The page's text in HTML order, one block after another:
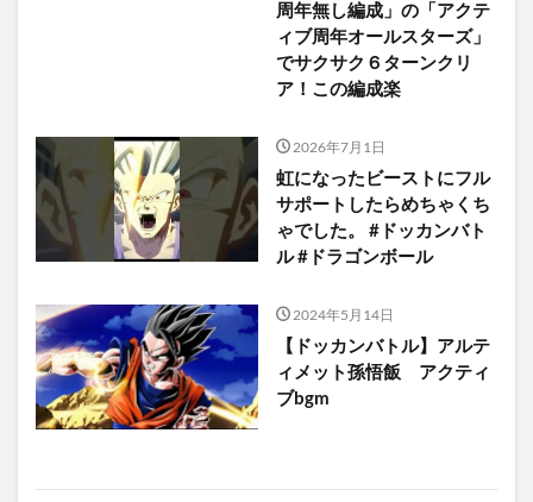
周年無し編成」の「アクテ
ィブ周年オールスターズ」
でサクサク６ターンクリ
ア！この編成楽
2026年7月1日
虹になったビーストにフル
サポートしたらめちゃくち
ゃでした。 #ドッカンバト
ル #ドラゴンボール
2024年5月14日
【ドッカンバトル】アルテ
ィメット孫悟飯 アクティ
ブbgm